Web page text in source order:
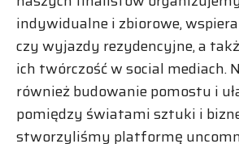
indywidualne i zbiorowe,
czy wyjazdy rezydencyjne, a
ich twórczość w social mediach.
również budowanie pomostu i
pomiędzy światami sztuki i
stworzyliśmy platformę